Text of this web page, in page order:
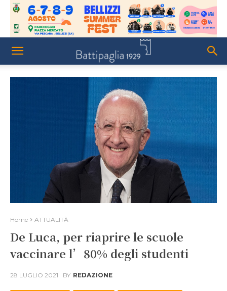
Home ATTUALITÀ
De Luca, per riaprire le scuole
vaccinare l’80% degli studenti
28 LUGLIO 2021 BY REDAZIONE